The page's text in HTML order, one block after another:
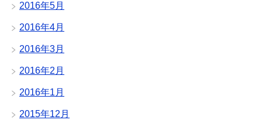
2016年5月
2016年4月
2016年3月
2016年2月
2016年1月
2015年12月